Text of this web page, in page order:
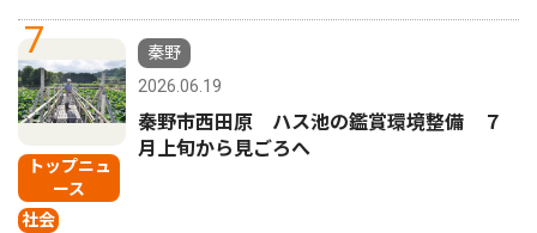
7
トップニュ
ース
社会
秦野
2026.06.19
秦野市西田原 ハス池の鑑賞環境整備 ７
月上旬から見ごろへ